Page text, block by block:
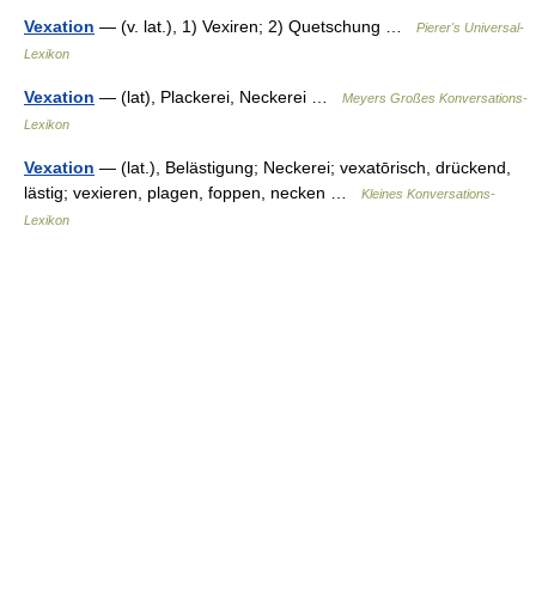
Vexation — (v. lat.), 1) Vexiren; 2) Quetschung …
Pierer's Universal-
Lexikon
Vexation — (lat), Plackerei, Neckerei …
Meyers Großes Konversations-
Lexikon
Vexation — (lat.), Belästigung; Neckerei; vexatōrisch, drückend,
lästig; vexieren, plagen, foppen, necken …
Kleines Konversations-
Lexikon